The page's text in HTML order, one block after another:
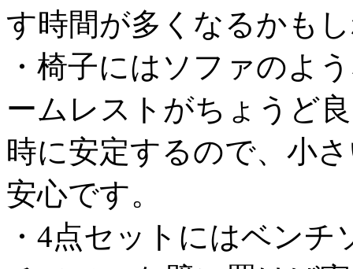
す時間が多くなるかも
・椅子にはソファのよ
ームレストがちょうど
時に安定するので、小
安心です。
・4点セットにはベン